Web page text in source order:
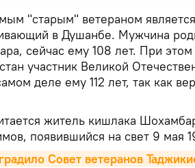
"старым" ветераном
в Душанбе. Мужчина
сейчас ему 108 лет. При
участник Великой
деле ему 112 лет, так как
житель кишлака
появившийся на свет 9 мая
Совет ветеранов